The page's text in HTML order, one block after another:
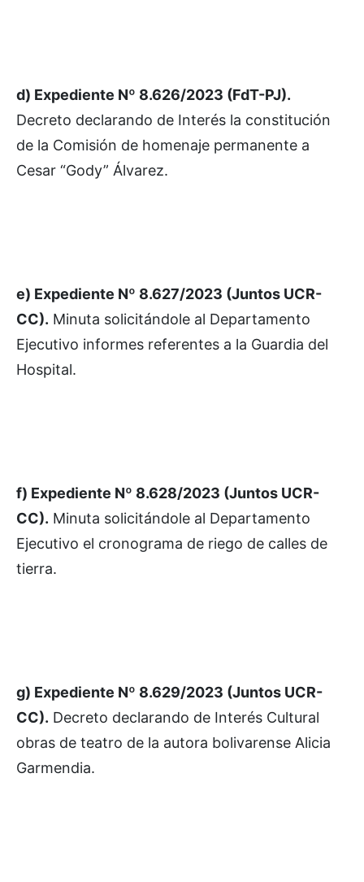
d) Expediente Nº 8.626/2023 (FdT-PJ).
Decreto declarando de Interés la constitución
de la Comisión de homenaje permanente a
Cesar “Gody” Álvarez.
e) Expediente Nº 8.627/2023 (Juntos UCR-
CC). Minuta solicitándole al Departamento
Ejecutivo informes referentes a la Guardia del
Hospital.
f) Expediente Nº 8.628/2023 (Juntos UCR-
CC). Minuta solicitándole al Departamento
Ejecutivo el cronograma de riego de calles de
tierra.
g) Expediente Nº 8.629/2023 (Juntos UCR-
CC). Decreto declarando de Interés Cultural
obras de teatro de la autora bolivarense Alicia
Garmendia.